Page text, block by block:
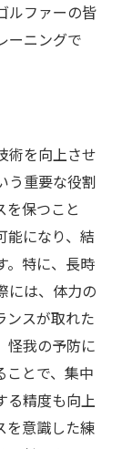
ルファーの皆
ーニングで
術を向上させ
う重要な役割
保つこと
能になり、結
。特に、長時
には、体力の
ンスが取れた
怪我の予防に
ことで、集中
る精度も向上
を意識した練